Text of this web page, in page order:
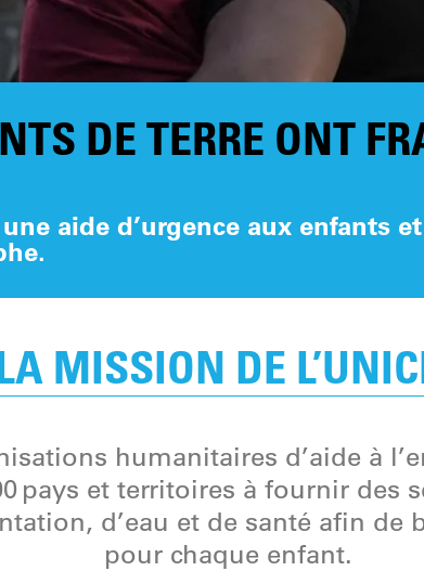
DE TERRE ONT
aide d’urgence aux enfants
MISSION DE
humanitaires d’aide à
pays et territoires à fournir des
d’eau et de santé afin
pour chaque enfant.